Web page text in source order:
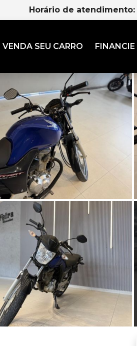
Horário de atendimento:
VENDA SEU CARRO FINANCIE